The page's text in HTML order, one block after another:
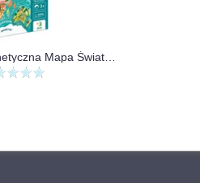
Dodo Mapa Magnetyczna Mapa Świata Zwierząt